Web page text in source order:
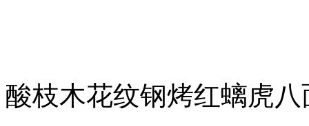
酸枝木花纹钢烤红螭虎八